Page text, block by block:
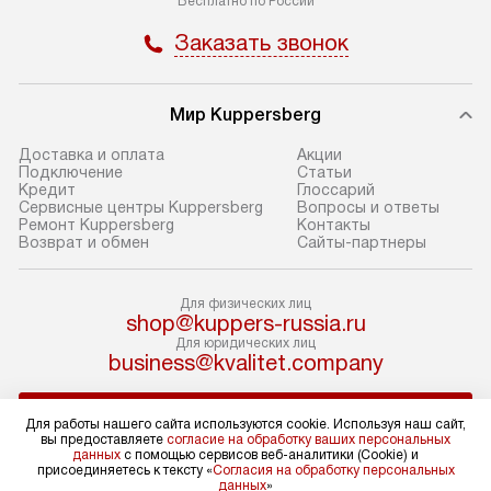
прибор до подъезда. Если
установки, предварительно
согласуйте это с менеджером.
За данную услугу взимается
дополнительная плата. Обратите
внимание на размеры прибора: если
они не позволяют пронести его
то сотрудники транспортной
службы не смогут демонтировать
дверцы, ручки или другие
гарантийного ремонта в будущем.
Перед заказом удостоверьтесь, что
по уровню, а
к
После этого
В стандартную
не входят:
и
Заказать звонок
Мир Kuppersberg
Доставка и оплата
Подключение
Кредит
Сервисные центры Kuppersberg
Ремонт Kuppersberg
Возврат и обмен
Акции
Cтатьи
Глоссарий
Вопросы и ответы
Контакты
Сайты-партнеры
Для физических лиц
shop@kuppers-russia.ru
Для юридических лиц
business@kvalitet.company
Политика конфиденциальности
Для работы нашего сайта используются cookie. Используя наш сайт,
вы предоставляете согласие на обработку ваших персональных
данных с помощью сервисов веб-аналитики (Cookie) и
присоединяетесь к тексту «Согласия на обработку персональных
данных»